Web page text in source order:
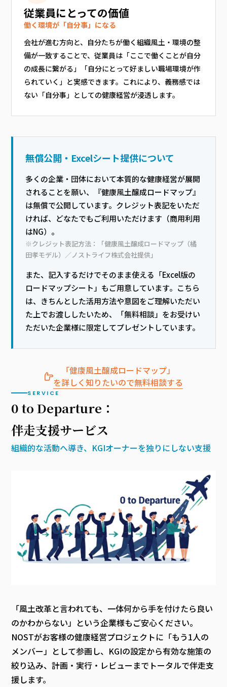
従業員にとっての価値
働く環境が「自分事」になる
会社が進む方向と、自分たちが働く組織風土・環境の整
備が一致することで、従業員は「ここで働くことが自分
の成長に繋がる」「自分にとって好ましい職場環境が作
られていく」と実感できます。これにより、義務感では
ない「自分事」としての健康経営が浸透します。
無償公開・Excelシート提供について
多くの企業・団体において本質的な健康経営が展開
されることを願い、『健康風土醸成ロードマップ』
は無償で公開しています。クレジット表記をいただ
ければ、どなたでもご利用いただけます（商用利用
はNG）。
※クレジット表記方法：「健康風土醸成ロードマップ（橘
田孝モデル）／ノストライフ株式会社提供」
また、記入するだけでそのまま使える「Excel版の
ロードマップシート」もご用意しています。こちら
は、きちんとした活用方法や意図をご理解いただい
た上でお渡ししたいため、「無料相談」をお受けい
ただいた企業様に限定してプレゼントしています。
「健康風土醸成ロードマップ」
を詳しく知りたいので無料相談する
SERVICE
0 to Departure：
伴走支援サービス
組織的な活動へ導き、KGIオーナーを独りにしない支援
「風土改革と言われても、一体何から手を付けたら良い
のかわからない」という企業様もご安心ください。
NOSTがお客様の健康経営プロジェクトに「もう1人の
メンバー」として参画し、KGIの設定から有効な施策の
絞り込み、計画・実行・レビューまでトータルで伴走支
援します。